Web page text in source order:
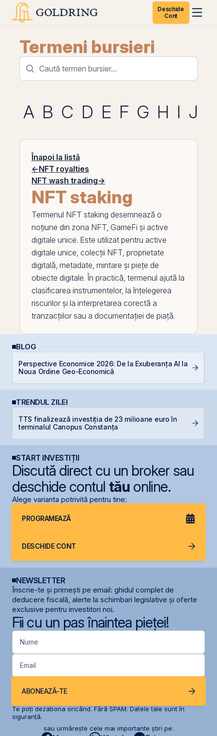
Deschide
Cont
Termeni bursieri
A B C D E F G H I J
Înapoi la listă
←NFT royalties
NFT wash trading→
NFT staking
Termenul NFT staking desemnează o
noțiune din zona NFT, GameFi și active
digitale unice. Este utilizat pentru active
digitale unice, colecții NFT, proprietate
digitală, metadate, mintare și piețe de
obiecte digitale. În practică, termenul ajută la
clasificarea instrumentelor, la înțelegerea
riscurilor și la interpretarea corectă a
tranzacțiilor sau a documentației de piață.
BLOG
Perspective Economice 2026: De la Exuberanța AI la
Noua Ordine Geo-Economică
TRENDUL ZILEI
TTS finalizează investiția de 23 milioane euro în
terminalul Canopus Constanța
START INVESTIȚII
Discută direct cu un broker sau
deschide contul tăuonline.
Alege varianta potrivită pentru tine:
PROGRAMEAZĂ
DESCHIDE CONT
NEWSLETTER
Înscrie-te și primești pe email: ghidul complet de
deducere fiscală, alerte la schimbari legislative și oferte
exclusive pentru investitori noi.
Fii cu un pas înaintea pieței!
Nume
Email
ABONEAZĂ-TE
Te poți dezabona oricând. Fără SPAM. Datele tale sunt în
siguranță.
sau urmărește cele mai importante știri pe: